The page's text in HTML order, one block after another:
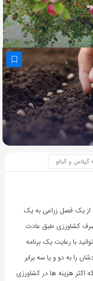
گیلاس و آلبالو
از یک فصل زراعی به یک
کشاورزی طبق عادت
با رعایت یک برنامه
را به دو و یا سه برابر
اکثر هزینه ها در کشاورزی